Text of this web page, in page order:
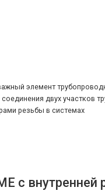
элемент
двух участков
резьбы в системах
с внутренней